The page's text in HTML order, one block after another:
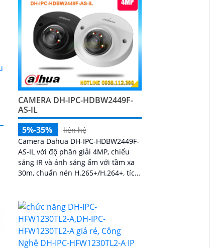
CAMERA DH-IPC-HDBW2449F-
AS-IL
5%-35%
liên hệ
Camera Dahua DH-IPC-HDBW2449F-
AS-IL với độ phân giải 4MP, chiếu
sáng IR và ánh sáng ấm với tầm xa
30m, chuẩn nén H.265+/H.264+, tích